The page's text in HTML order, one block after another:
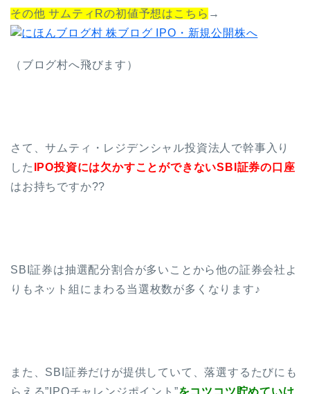
その他 サムティRの初値予想はこちら →
（ブログ村へ飛びます）
さて、サムティ・レジデンシャル投資法人で幹事入り
した IPO投資には欠かすことができないSBI証券の口座
はお持ちですか??
SBI証券は抽選配分割合が多いことから他の証券会社よ
りもネット組にまわる当選枚数が多くなります♪
また、SBI証券だけが提供していて、落選するたびにも
らえる”IPOチャレンジポイント”をコツコツ貯めていけ